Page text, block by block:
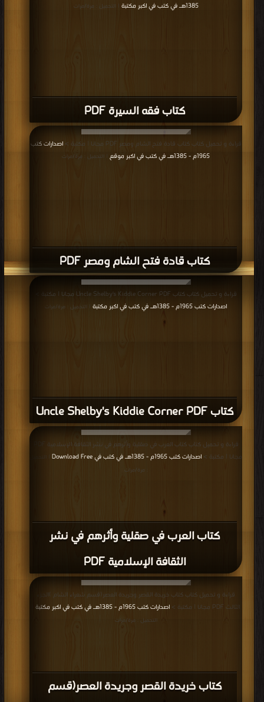
كتاب فقه السيرة PDF
1385هـ في كتب في اكبر مكتبة
| التحميل : مرة/مرات
كتاب قادة فتح الشام ومصر PDF
قراءة و تحميل كتاب كتاب قادة فتح الشام ومصر PDF مجانا | مكتبة >
اصدارات كتب
1965م - 1385هـ في كتب في اكبر موقع
| التحميل : مرة/مرات
كتاب Uncle Shelby's Kiddie Corner PDF
قراءة و تحميل كتاب كتاب Uncle Shelby's Kiddie Corner PDF مجانا | مكتبة >
اصدارات كتب 1965م - 1385هـ في كتب في اكبر مكتبة
| التحميل : مرة/مرات
كتاب العرب في صقلية وأثرهم في نشر
الثقافة الإسلامية PDF
مجانا | مكتبة > اصدارات كتب 1965م - 1385هـ في كتب في Download Free
: مرة/مرات
كتاب خريدة القصر وجريدة العصر(قسم
قراءة و تحميل كتاب كتاب خريدة القصر وجريدة العصر(قسم شعراء الشام )الجزء
الثالث PDF مجانا | مكتبة >
اصدارات كتب 1965م - 1385هـ في كتب في اكبر مكتبة
التحميل : مرة/مرات